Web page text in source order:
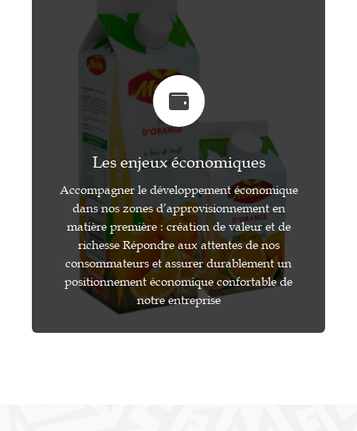
Les enjeux économiques
Accompagner le développement économique
dans nos zones d’approvisionnement en
matière première : création de valeur et de
richesse Répondre aux attentes de nos
consommateurs et assurer durablement un
positionnement économique confortable de
notre entreprise